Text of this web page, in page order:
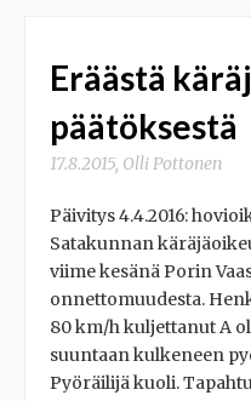
Eräästä
päätöksestä
17.8.2015, Olli Pottonen
Päivitys 4.4.2016:
Satakunnan
viime kesänä Porin
onnettomuudesta.
80 km/h kuljettanut A
suuntaan kulkeneen
Pyöräilijä kuoli.